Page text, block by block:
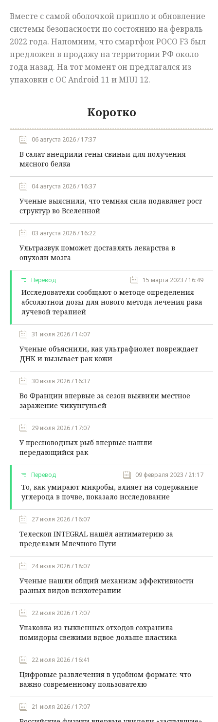
Вместе с самой оболочкой пришло и обновление
системы безопасности по состоянию на февраль
2022 года. Напомним, что смартфон POCO F3 был
предложен в продажу на территории РФ около
года назад. На тот момент он предлагался из
упаковки с OC Android 11 и MIUI 12.
Коротко
06 августа 2026 / 17:37
В салат внедрили гены свиньи для получения
мясного белка
04 августа 2026 / 16:37
Ученые выяснили, что темная сила подавляет рост
структур во Вселенной
03 августа 2026 / 16:22
Ультразвук поможет доставлять лекарства в
опухоли мозга
Перевод 15 марта 2023 / 16:49
Исследователи сообщают о методе определения
абсолютной дозы для нового метода лечения рака
лучевой терапией
31 июля 2026 / 14:07
Ученые объяснили, как ультрафиолет повреждает
ДНК и вызывает рак кожи
30 июля 2026 / 16:37
Во Франции впервые за сезон выявили местное
заражение чикунгуньей
29 июля 2026 / 17:07
У пресноводных рыб впервые нашли
передающийся рак
Перевод 09 февраля 2023 / 21:17
То, как умирают микробы, влияет на содержание
углерода в почве, показало исследование
27 июля 2026 / 16:07
Телескоп INTEGRAL нашёл антиматерию за
пределами Млечного Пути
24 июля 2026 / 18:07
Ученые нашли общий механизм эффективности
разных видов психотерапии
22 июля 2026 / 17:07
Упаковка из тыквенных отходов сохранила
помидоры свежими вдвое дольше пластика
22 июля 2026 / 16:41
Цифровые развлечения в удобном формате: что
важно современному пользователю
21 июля 2026 / 17:07